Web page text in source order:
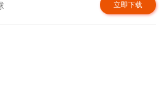
立即下载